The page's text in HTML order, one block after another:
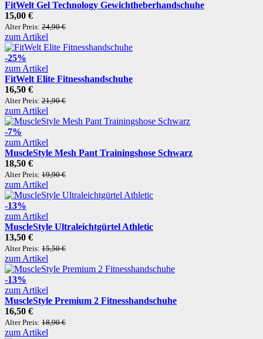
FitWelt Gel Technology Gewichtheberhandschuhe
15,00 €
Alter Preis: 24,90 €
zum Artikel
-25%
zum Artikel
FitWelt Elite Fitnesshandschuhe
16,50 €
Alter Preis: 21,90 €
zum Artikel
-7%
zum Artikel
MuscleStyle Mesh Pant Trainingshose Schwarz
18,50 €
Alter Preis: 19,90 €
zum Artikel
-13%
zum Artikel
MuscleStyle Ultraleichtgürtel Athletic
13,50 €
Alter Preis: 15,50 €
zum Artikel
-13%
zum Artikel
MuscleStyle Premium 2 Fitnesshandschuhe
16,50 €
Alter Preis: 18,90 €
zum Artikel